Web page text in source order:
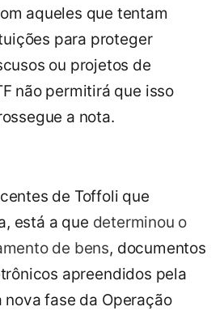
aqueles que tentam
para proteger
ou projetos de
não permitirá que isso
a nota.
de Toffoli que
está a que determinou o
de bens, documentos
apreendidos pela
nova fase da Operação